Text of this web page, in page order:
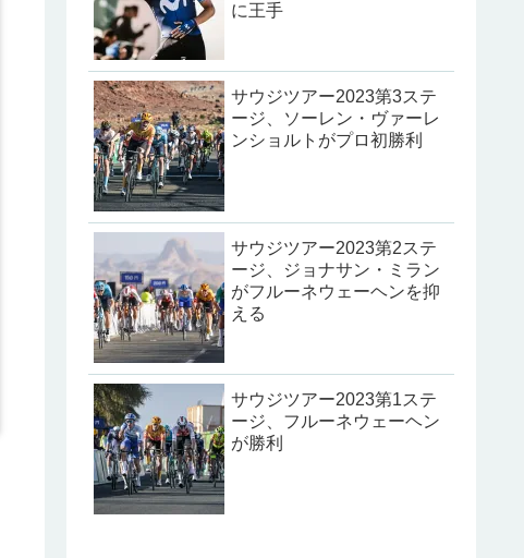
に王手
サウジツアー2023第3ステ
ージ、ソーレン・ヴァーレ
ンショルトがプロ初勝利
サウジツアー2023第2ステ
ージ、ジョナサン・ミラン
がフルーネウェーヘンを抑
える
サウジツアー2023第1ステ
ージ、フルーネウェーヘン
が勝利